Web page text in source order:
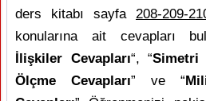
ders kitabı sayfa 208-209-
konularına ait cevapları
İlişkiler Cevapları“, “Simetri
Ölçme Cevapları” ve “